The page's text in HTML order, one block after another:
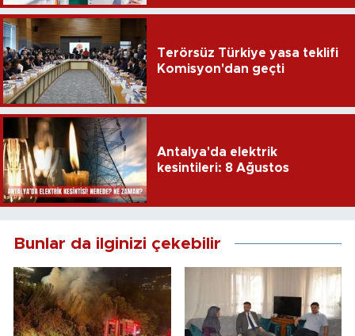
Terörsüz Türkiye yasa teklifi
Komisyon'dan geçti
Antalya'da elektrik
kesintileri: 8 Ağustos
Bunlar da ilginizi çekebilir